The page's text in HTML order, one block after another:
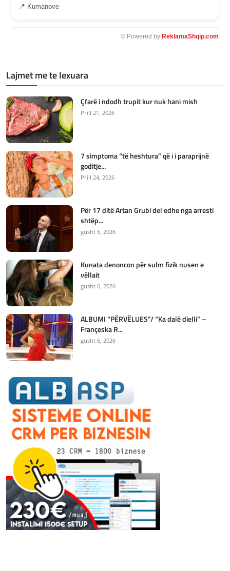
📍 Kumanove
© Powered by ReklamaShqip.com
Lajmet me te lexuara
Çfarë i ndodh trupit kur nuk hani mish
Prill 21, 2026
7 simptoma “të heshtura” që i i paraprijnë
goditje...
Prill 24, 2026
Për 17 ditë Artan Grubi del edhe nga arresti
shtëp...
gusht 6, 2026
Kunata denoncon për sulm fizik nusen e
vëllait
gusht 6, 2026
ALBUMI “PËRVËLUES”/ “Ka dalë dielli” –
Françeska R...
gusht 6, 2026